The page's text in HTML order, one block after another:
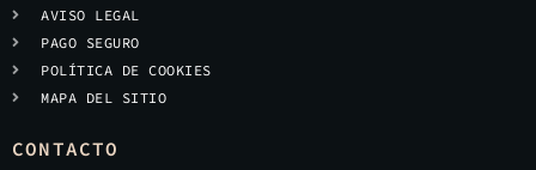
AVISO LEGAL
PAGO SEGURO
POLÍTICA DE COOKIES
MAPA DEL SITIO
CONTACTO